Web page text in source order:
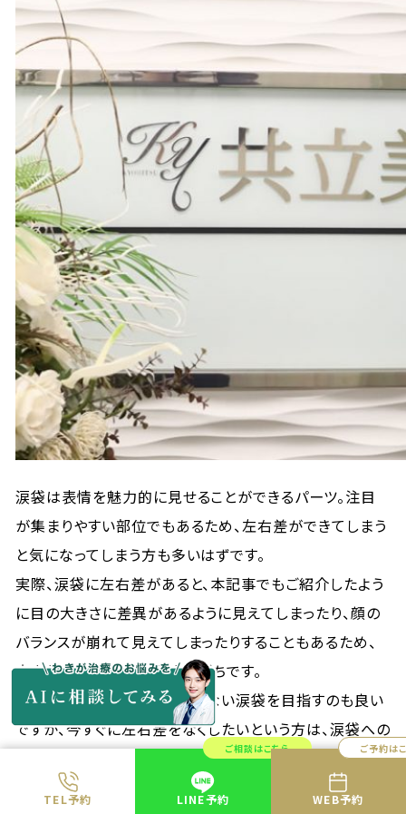
TEL予約
ご相談はこちら
LINE予約
ご予約は
WEB予約
涙袋は表情を魅力的に見せることができるパーツ。注目
が集まりやすい部位でもあるため、左右差ができてしまう
と気になってしまう方も多いはずです。
実際、涙袋に左右差があると、本記事でもご紹介したよう
に目の大きさに差異があるように見えてしまったり、顔の
バランスが崩れて見えてしまったりすることもあるため、
大きなコンプレックスになりがちです。
セルフケアで地道に左右差のない涙袋を目指すのも良い
ですが、今すぐに左右差をなくしたいという方は、涙袋への
ヒアルロン酸注入を検討してみてはいかがでしょうか。
ヒアルロン酸注入は注射のみで完了する比較的簡単な施